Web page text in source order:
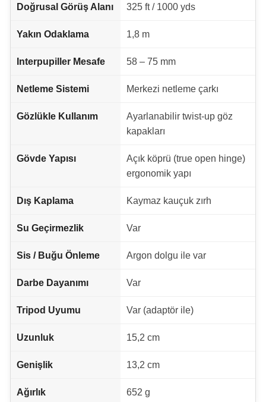
Doğrusal Görüş Alanı 325 ft / 1000 yds
Yakın Odaklama 1,8 m
Interpupiller Mesafe 58 – 75 mm
Netleme Sistemi Merkezi netleme çarkı
Gözlükle Kullanım
Ayarlanabilir twist-up göz
kapakları
Gövde Yapısı
Açık köprü (true open hinge)
ergonomik yapı
Dış Kaplama Kaymaz kauçuk zırh
Su Geçirmezlik Var
Sis / Buğu Önleme Argon dolgu ile var
Darbe Dayanımı Var
Tripod Uyumu Var (adaptör ile)
Uzunluk 15,2 cm
Genişlik 13,2 cm
Ağırlık 652 g